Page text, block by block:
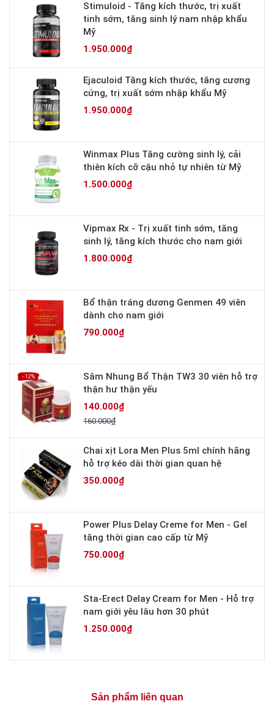
Stimuloid - Tăng kích thước, trị xuất
tinh sớm, tăng sinh lý nam nhập khẩu
Mỹ
1.950.000₫
Ejaculoid Tăng kích thước, tăng cương
cứng, trị xuất sớm nhập khẩu Mỹ
1.950.000₫
Winmax Plus Tăng cường sinh lý, cải
thiên kích cỡ cậu nhỏ tự nhiên từ Mỹ
1.500.000₫
Vipmax Rx - Trị xuất tinh sớm, tăng
sinh lý, tăng kích thước cho nam giới
1.800.000₫
Bổ thận tráng dương Genmen 49 viên
dành cho nam giới
790.000₫
- 12%
Sâm Nhung Bổ Thận TW3 30 viên hỗ trợ
thận hư thận yếu
140.000₫
160.000₫
Chai xịt Lora Men Plus 5ml chính hãng
hỗ trợ kéo dài thời gian quan hệ
350.000₫
Power Plus Delay Creme for Men - Gel
tăng thời gian cao cấp từ Mỹ
750.000₫
Sta-Erect Delay Cream for Men - Hỗ trợ
nam giới yêu lâu hơn 30 phút
1.250.000₫
Sản phẩm liên quan